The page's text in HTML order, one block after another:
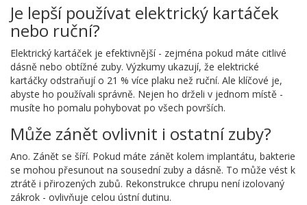
Je lepší používat elektrický kartáček
nebo ruční?
Elektrický kartáček je efektivnější - zejména pokud máte citlivé
dásně nebo obtížné zuby. Výzkumy ukazují, že elektrické
kartáčky odstraňují o 21 % více plaku než ruční. Ale klíčové je,
abyste ho používali správně. Nejen ho drželi v jednom místě -
musíte ho pomalu pohybovat po všech površích.
Může zánět ovlivnit i ostatní zuby?
Ano. Zánět se šíří. Pokud máte zánět kolem implantátu, bakterie
se mohou přesunout na sousední zuby a dásně. To může vést k
ztrátě i přirozených zubů. Rekonstrukce chrupu není izolovaný
zákrok - ovlivňuje celou ústní dutinu.